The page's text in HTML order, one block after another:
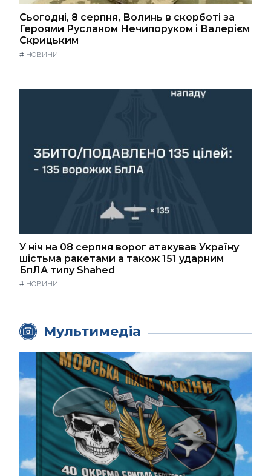
Сьогодні, 8 серпня, Волинь в скорботі за
Героями Русланом Нечипоруком і Валерієм
Скрицьким
# НОВИНИ
У ніч на 08 серпня ворог атакував Україну
шістьма ракетами а також 151 ударним
БпЛА типу Shahed
# НОВИНИ
Мультимедіа